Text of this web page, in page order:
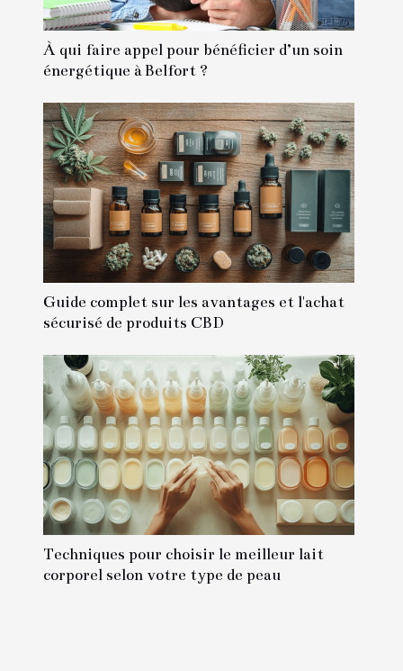
À qui faire appel pour bénéficier d’un soin
énergétique à Belfort ?
Guide complet sur les avantages et l'achat
sécurisé de produits CBD
Techniques pour choisir le meilleur lait
corporel selon votre type de peau